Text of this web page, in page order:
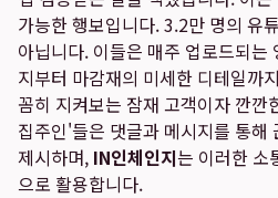
가능한 행보입니다. 3.2만 명의 유
아닙니다. 이들은 매주 업로드되는
지부터 마감재의 미세한 디테일까
꼼히 지켜보는 잠재 고객이자 깐깐
집주인'들은 댓글과 메시지를 통해
제시하며, IN인체인지는 이러한 소
으로 활용합니다.